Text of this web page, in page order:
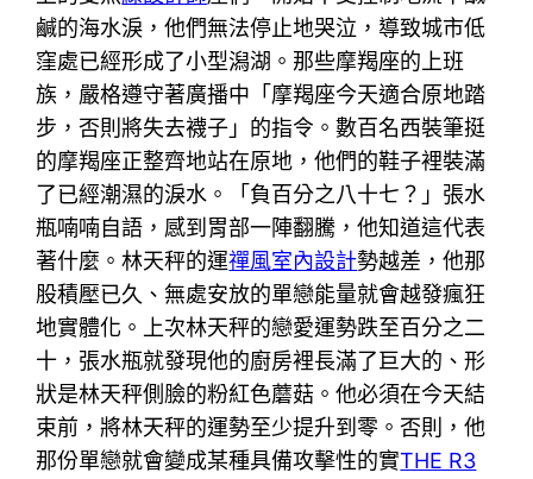
鹹的海水淚，他們無法停止地哭泣，導致城市低
窪處已經形成了小型潟湖。那些摩羯座的上班
族，嚴格遵守著廣播中「摩羯座今天適合原地踏
步，否則將失去襪子」的指令。數百名西裝筆挺
的摩羯座正整齊地站在原地，他們的鞋子裡裝滿
了已經潮濕的淚水。「負百分之八十七？」張水
瓶喃喃自語，感到胃部一陣翻騰，他知道這代表
著什麼。林天秤的運禪風室內設計勢越差，他那
股積壓已久、無處安放的單戀能量就會越發瘋狂
地實體化。上次林天秤的戀愛運勢跌至百分之二
十，張水瓶就發現他的廚房裡長滿了巨大的、形
狀是林天秤側臉的粉紅色蘑菇。他必須在今天結
束前，將林天秤的運勢至少提升到零。否則，他
那份單戀就會變成某種具備攻擊性的實THE R3